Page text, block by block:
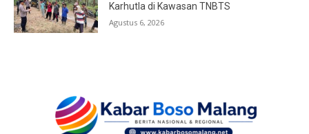
Karhutla di Kawasan TNBTS
Agustus 6, 2026